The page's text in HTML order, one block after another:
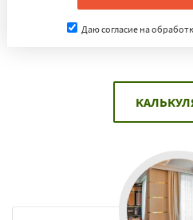
Даю согласие на